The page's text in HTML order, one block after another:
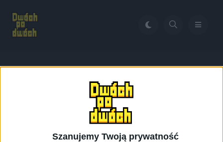
Szanujemy Twoją prywatność
Galaxy A7 w Malezji
Galaxy A7 w Malezji